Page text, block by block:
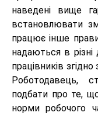
наведені вище
встановлювати
працює інше
надаються в різні
працівників
Роботодавець,
подбати про те,
норми робочого